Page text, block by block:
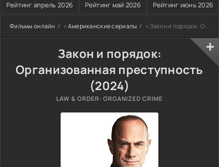
Рейтинг апрель 2026 Рейтинг май 2026 Рейтинг июнь 2026
Фильмы онлайн » Американские сериалы » Закон и порядок: Организованная преступность (2024)
Закон и порядок:
Организованная преступность
(2024)
LAW & ORDER: ORGANIZED CRIME